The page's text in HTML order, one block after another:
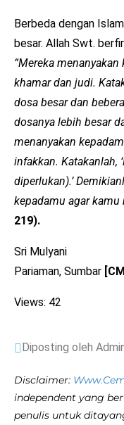
Berbeda dengan
besar. Allah Swt.
“Mereka
khamar dan judi.
dosa besar dan
dosanya lebih besar
menanyakan
infakkan. Katakanlah,
diperlukan).’
kepadamu agar kamu
219).
Sri Mulyani
Pariaman, Sumbar
Views: 42
Diposting oleh
Disclaimer:
independent yang
penulis untuk